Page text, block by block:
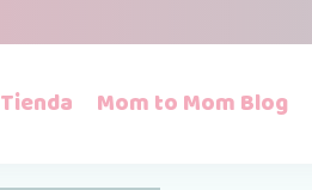
Tienda Mom to Mom Blog